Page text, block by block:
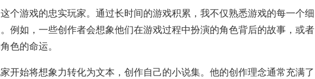
个游戏的忠实玩家。通过长时间的游戏积累，我不仅熟悉游戏的每一个细
例如，一些创作者会想象他们在游戏过程中扮演的角色背后的故事，或者
色的命运。
开始将想象力转化为文本，创作自己的小说集。他的创作理念通常充满了